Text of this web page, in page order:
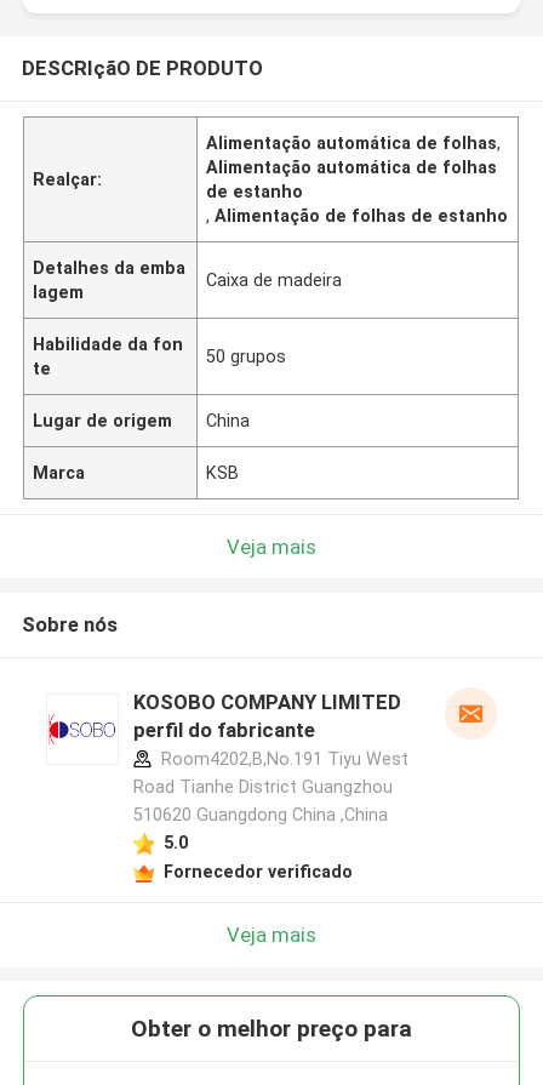
DESCRIçãO DE PRODUTO
Realçar:
Alimentação automática de folhas,
Alimentação automática de folhas
de estanho
,Alimentação de folhas de estanho
Detalhes da emba
lagem
Caixa de madeira
Habilidade da fon
te
50 grupos
Lugar de origem China
Marca KSB
Veja mais
Sobre nós
KOSOBO COMPANY LIMITED
perfil do fabricante
Room4202,B,No.191 Tiyu West
Road Tianhe District Guangzhou
510620 Guangdong China ,China
5.0
Fornecedor verificado
Veja mais
Obter o melhor preço para